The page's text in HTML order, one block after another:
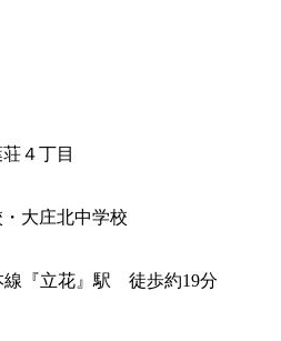
４丁目
大庄北中学校
線『立花』駅 徒歩約19分